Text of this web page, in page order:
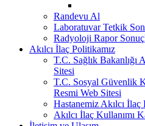
Randevu Al
Laboratuvar Tetkik
Radyoloji Rapor
Akılcı İlaç Politikamız
T.C. Sağlık Bakanlığı
Sitesi
T.C. Sosyal Güvenlik
Resmi Web Sitesi
Hastanemiz Akılcı İlaç
Akılcı İlaç Kullanımı